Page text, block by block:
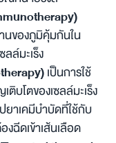
นของภูมิคุ้มกันใน
ล์มะเร็ง
เป็นการใช้
บโตของเซลล์มะเร็ง
ยาเคมีบำบัดที่ใช้กับ
งฉีดเข้าเส้นเลือด